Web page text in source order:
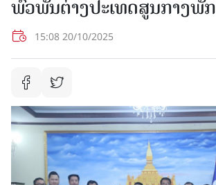
ພົວພັນຕ່າງປະເທດສູນກາງພັກ
15:08 20/10/2025